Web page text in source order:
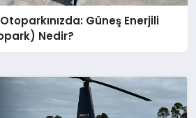
Güneş Enerjili
Nedir?